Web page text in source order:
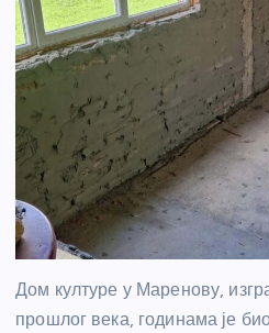
Дом културе у Маренову,
прошлог века, годинама је